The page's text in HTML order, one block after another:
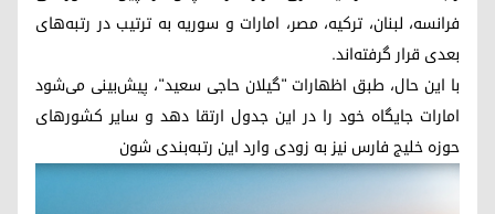
فرانسه، لبنان، ترکیه، مصر، امارات و سوریه به ترتیب در رتبه‌های
بعدی قرار گرفته‌اند.
با این حال، طبق اظهارات "گیلان حاجی سعید"، پیش‌بینی می‌شود
امارات جایگاه خود را در این جدول ارتقا دهد و سایر کشورهای
حوزه خلیج فارس نیز به زودی وارد این رتبه‌بندی شون